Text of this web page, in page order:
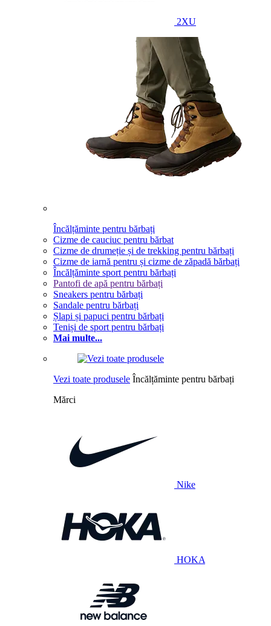
2XU
Încălțăminte pentru bărbați
Cizme de cauciuc pentru bărbat
Cizme de drumeție și de trekking pentru bărbați
Cizme de iarnă pentru și cizme de zăpadă bărbați
Încălțăminte sport pentru bărbați
Pantofi de apă pentru bărbați
Sneakers pentru bărbați
Sandale pentru bărbați
Șlapi și papuci pentru bărbați
Teniși de sport pentru bărbați
Mai multe...
Vezi toate produsele Încălțăminte pentru bărbați
Mărci
Nike
HOKA